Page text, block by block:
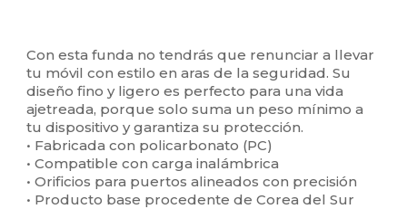
Con esta funda no tendrás que renunciar a llevar
tu móvil con estilo en aras de la seguridad. Su
diseño fino y ligero es perfecto para una vida
ajetreada, porque solo suma un peso mínimo a
tu dispositivo y garantiza su protección.
• Fabricada con policarbonato (PC)
• Compatible con carga inalámbrica
• Orificios para puertos alineados con precisión
• Producto base procedente de Corea del Sur